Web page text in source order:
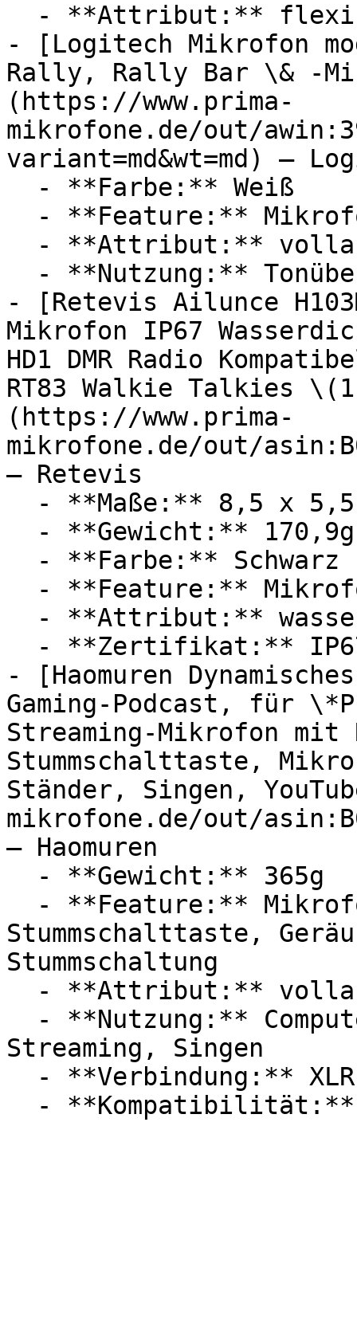
- [Logitech Mikrofon
Rally, Rally Bar \& -
(https://www.prima-
mikrofone.de/out/
variant=md&wt=md) —
- [Retevis Ailunce
Mikrofon IP67
HD1 DMR Radio
RT83 Walkie Talkies
(https://www.prima-
mikrofone.de/out/
— Retevis
- [Haomuren
Gaming-Podcast, für
Streaming-Mikrofon mit
Stummschalttaste,
Ständer, Singen,
mikrofone.de/out/
— Haomuren
Stummschalttaste,
Stummschaltung
Streaming, Singen